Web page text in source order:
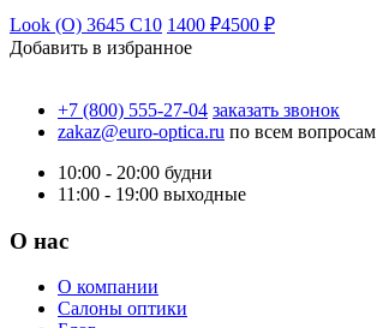
Look (O) 3645 C10 1400 ₽4500 ₽
Добавить в избранное
+7 (800) 555-27-04 заказать звонок
zakaz@euro-optica.ru по всем вопросам
10:00 - 20:00 будни
11:00 - 19:00 выходные
О нас
О компании
Салоны оптики